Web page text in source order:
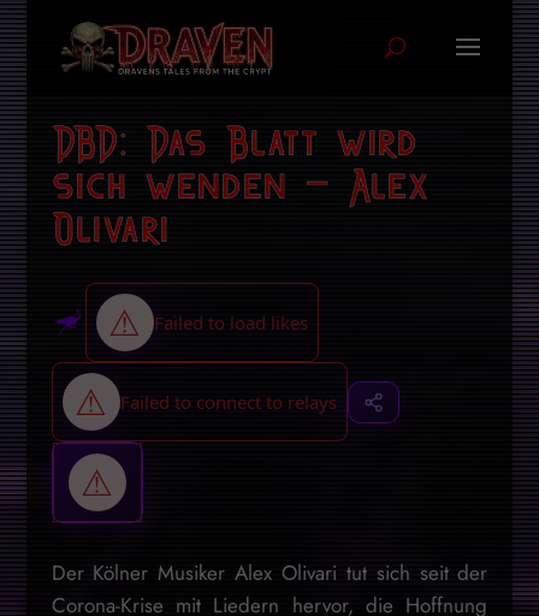
DBD: Das Blatt wird
sich wenden – Alex
Olivari
Der Kölner Musiker Alex Olivari tut sich seit der
Corona-Krise mit Liedern hervor, die Hoffnung